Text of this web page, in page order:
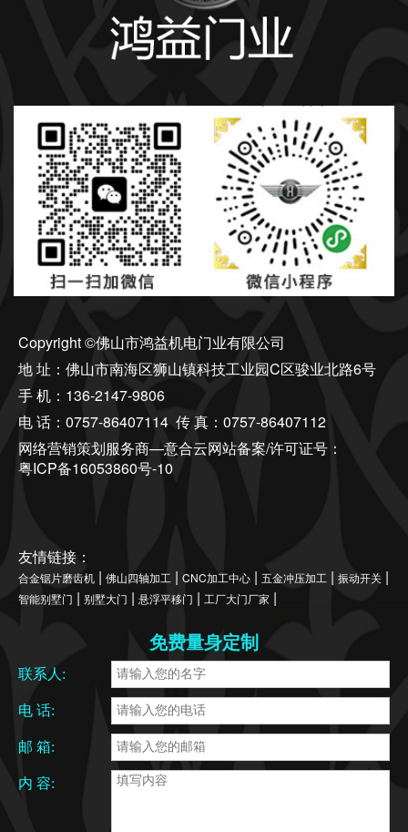
Copyright ©佛山市鸿益机电门业有限公司
地 址：佛山市南海区狮山镇科技工业园C区骏业北路6号
手 机：136-2147-9806
电 话：0757-86407114 传 真：0757-86407112
网络营销策划服务商—意合云网站备案/许可证号：
粤ICP备16053860号-10
友情链接：
合金锯片磨齿机 | 佛山四轴加工 | CNC加工中心 | 五金冲压加工 | 振动开关 |
智能别墅门 | 别墅大门 | 悬浮平移门 | 工厂大门厂家 |
免费量身定制
联系人:
电 话:
邮 箱:
内 容: